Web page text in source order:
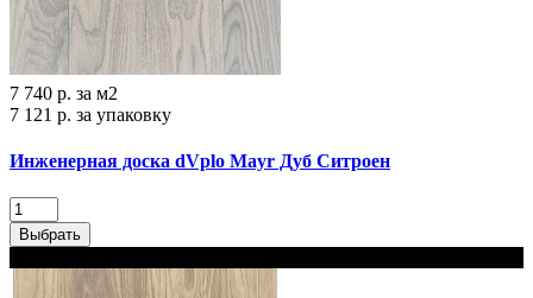
7 740 р. за м2
7 121 р. за упаковку
Инженерная доска dVplo Mayr Дуб Ситроен‎
Выбрать